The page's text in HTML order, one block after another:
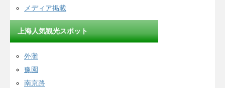
メディア掲載
上海人気観光スポット
外灘
豫園
南京路